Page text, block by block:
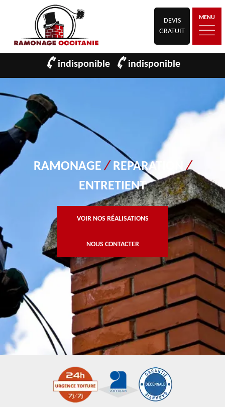
DEVIS
GRATUIT
MENU
indisponible indisponible
RAMONAGE/ REPARATION/
ENTRETIENT
VOIR NOS RÉALISATIONS
NOUS CONTACTER